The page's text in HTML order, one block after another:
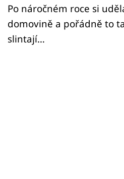
Po náročném roce si
domovině a pořádně to
slintají…